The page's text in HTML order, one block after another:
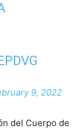
9, 2022
del Cuerpo de